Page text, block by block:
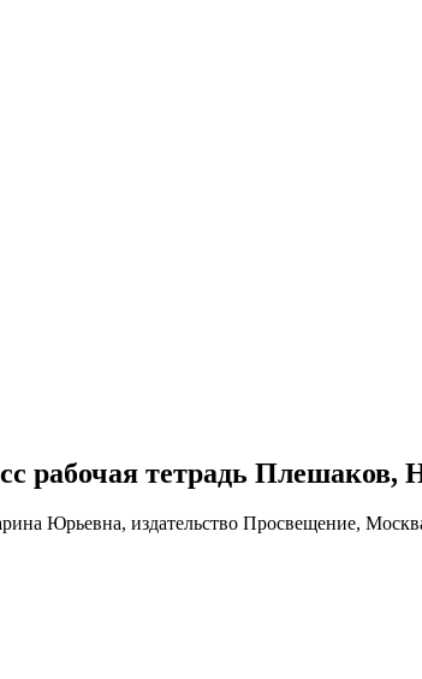
рабочая тетрадь Плешаков,